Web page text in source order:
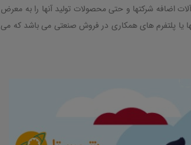
شرکتها و حتی محصولات تولید آنها را به
پلتفرم های همکاری در فروش صنعتی می باشد که می